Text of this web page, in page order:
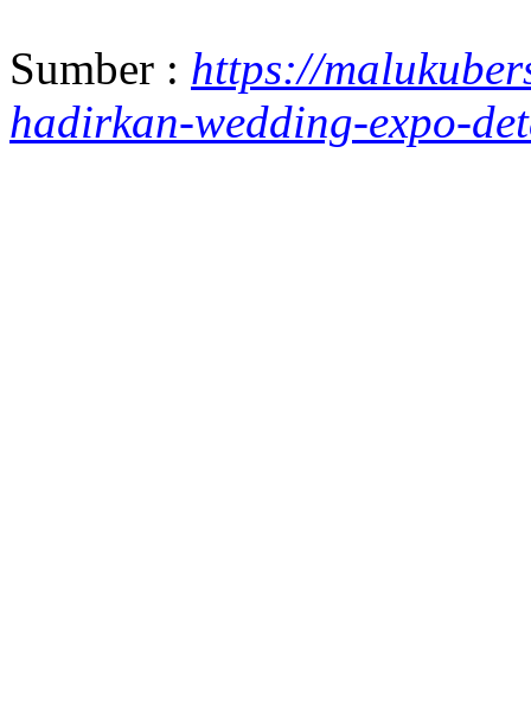
Sumber : https://
hadirkan-wedding-expo-